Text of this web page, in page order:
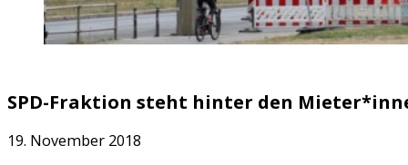
SPD-Fraktion steht hinter den
19. November 2018